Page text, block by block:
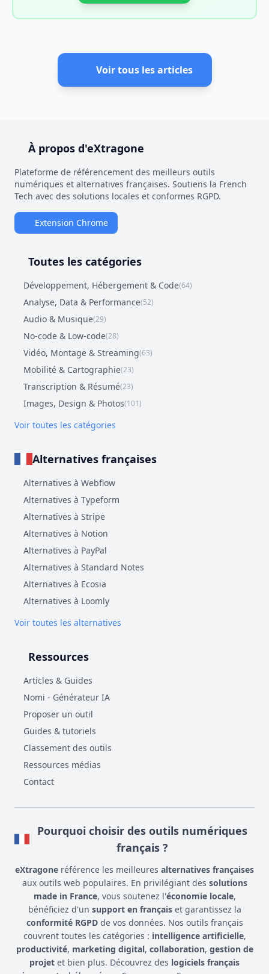
Voir tous les articles
À propos d'eXtragone
Plateforme de référencement des meilleurs outils
numériques et alternatives françaises. Soutiens la French
Tech avec des solutions locales et conformes RGPD.
Extension Chrome
Toutes les catégories
Développement, Hébergement & Code(64)
Analyse, Data & Performance(52)
Audio & Musique(29)
No-code & Low-code(28)
Vidéo, Montage & Streaming(63)
Mobilité & Cartographie(23)
Transcription & Résumé(23)
Images, Design & Photos(101)
Voir toutes les catégories
Alternatives françaises
Alternatives à Webflow
Alternatives à Typeform
Alternatives à Stripe
Alternatives à Notion
Alternatives à PayPal
Alternatives à Standard Notes
Alternatives à Ecosia
Alternatives à Loomly
Voir toutes les alternatives
Ressources
Articles & Guides
Nomi - Générateur IA
Proposer un outil
Guides & tutoriels
Classement des outils
Ressources médias
Contact
Pourquoi choisir des outils numériques
français ?
eXtragone référence les meilleures alternatives françaises
aux outils web populaires. En privilégiant des solutions
made in France, vous soutenez l'économie locale,
bénéficiez d'un support en françaiset garantissez la
conformité RGPDde vos données. Nos outils français
couvrent toutes les catégories : intelligence artificielle,
productivité, marketing digital, collaboration, gestion de
projet et bien plus. Découvrez des logiciels français